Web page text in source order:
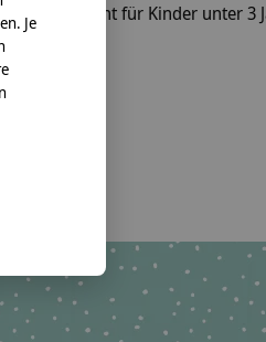
sind nicht für Kinder unter 3
KG
Je